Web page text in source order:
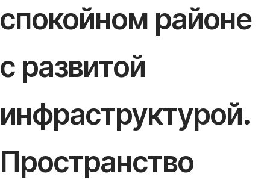
спокойном районе
с развитой
инфраструктурой.
Пространство